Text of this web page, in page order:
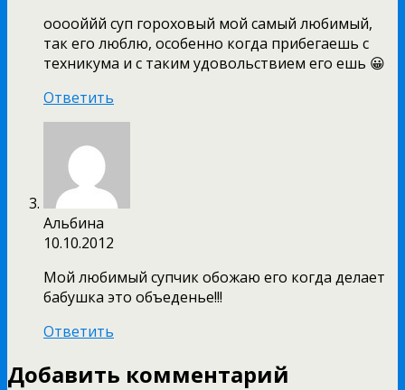
ооооййй суп гороховый мой самый любимый,
так его люблю, особенно когда прибегаешь с
техникума и с таким удовольствием его ешь 😀
Ответить
Альбина
10.10.2012
Мой любимый супчик обожаю его когда делает
бабушка это объеденье!!!
Ответить
Добавить комментарий